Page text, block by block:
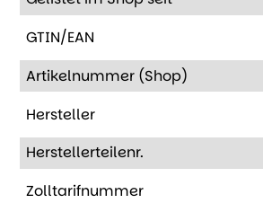
GTIN/EAN
Artikelnummer (Shop)
Hersteller
Herstellerteilenr.
Zolltarifnummer